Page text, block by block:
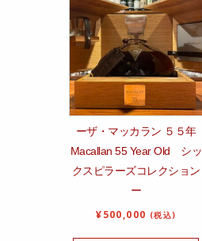
ーザ・マッカラン ５５年
Macallan 55 Year Old シッ
クスピラーズコレクション
ー
¥500,000 (税込)